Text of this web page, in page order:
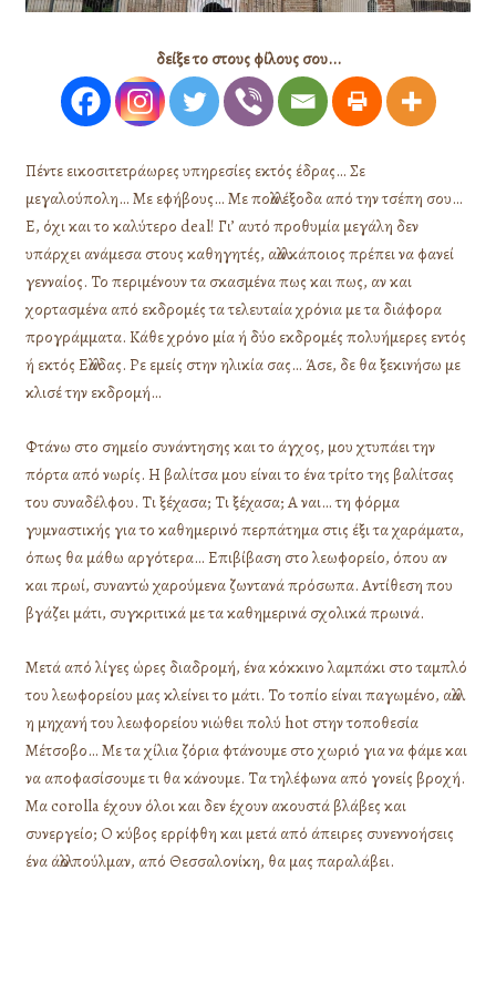
δείξε το στους φίλους σου...
Πέντε εικοσιτετράωρες υπηρεσίες εκτός έδρας… Σε
μεγαλούπολη… Με εφήβους… Με πολλά έξοδα από την τσέπη σου…
Ε, όχι και το καλύτερο deal! Γι’ αυτό προθυμία μεγάλη δεν
υπάρχει ανάμεσα στους καθηγητές, αλλά κάποιος πρέπει να φανεί
γενναίος. Το περιμένουν τα σκασμένα πως και πως, αν και
χορτασμένα από εκδρομές τα τελευταία χρόνια με τα διάφορα
προγράμματα. Κάθε χρόνο μία ή δύο εκδρομές πολυήμερες εντός
ή εκτός Ελλάδας. Ρε εμείς στην ηλικία σας… Άσε, δε θα ξεκινήσω με
κλισέ την εκδρομή…
Φτάνω στο σημείο συνάντησης και το άγχος, μου χτυπάει την
πόρτα από νωρίς. Η βαλίτσα μου είναι το ένα τρίτο της βαλίτσας
του συναδέλφου. Τι ξέχασα; Τι ξέχασα; Α ναι… τη φόρμα
γυμναστικής για το καθημερινό περπάτημα στις έξι τα χαράματα,
όπως θα μάθω αργότερα… Επιβίβαση στο λεωφορείο, όπου αν
και πρωί, συναντώ χαρούμενα ζωντανά πρόσωπα. Αντίθεση που
βγάζει μάτι, συγκριτικά με τα καθημερινά σχολικά πρωινά.
Μετά από λίγες ώρες διαδρομή, ένα κόκκινο λαμπάκι στο ταμπλό
του λεωφορείου μας κλείνει το μάτι. Το τοπίο είναι παγωμένο, αλλά
η μηχανή του λεωφορείου νιώθει πολύ hot στην τοποθεσία
Μέτσοβο… Με τα χίλια ζόρια φτάνουμε στο χωριό για να φάμε και
να αποφασίσουμε τι θα κάνουμε. Τα τηλέφωνα από γονείς βροχή.
Μα corolla έχουν όλοι και δεν έχουν ακουστά βλάβες και
συνεργείο; Ο κύβος ερρίφθη και μετά από άπειρες συνεννοήσεις
ένα άλλο πούλμαν, από Θεσσαλονίκη, θα μας παραλάβει.